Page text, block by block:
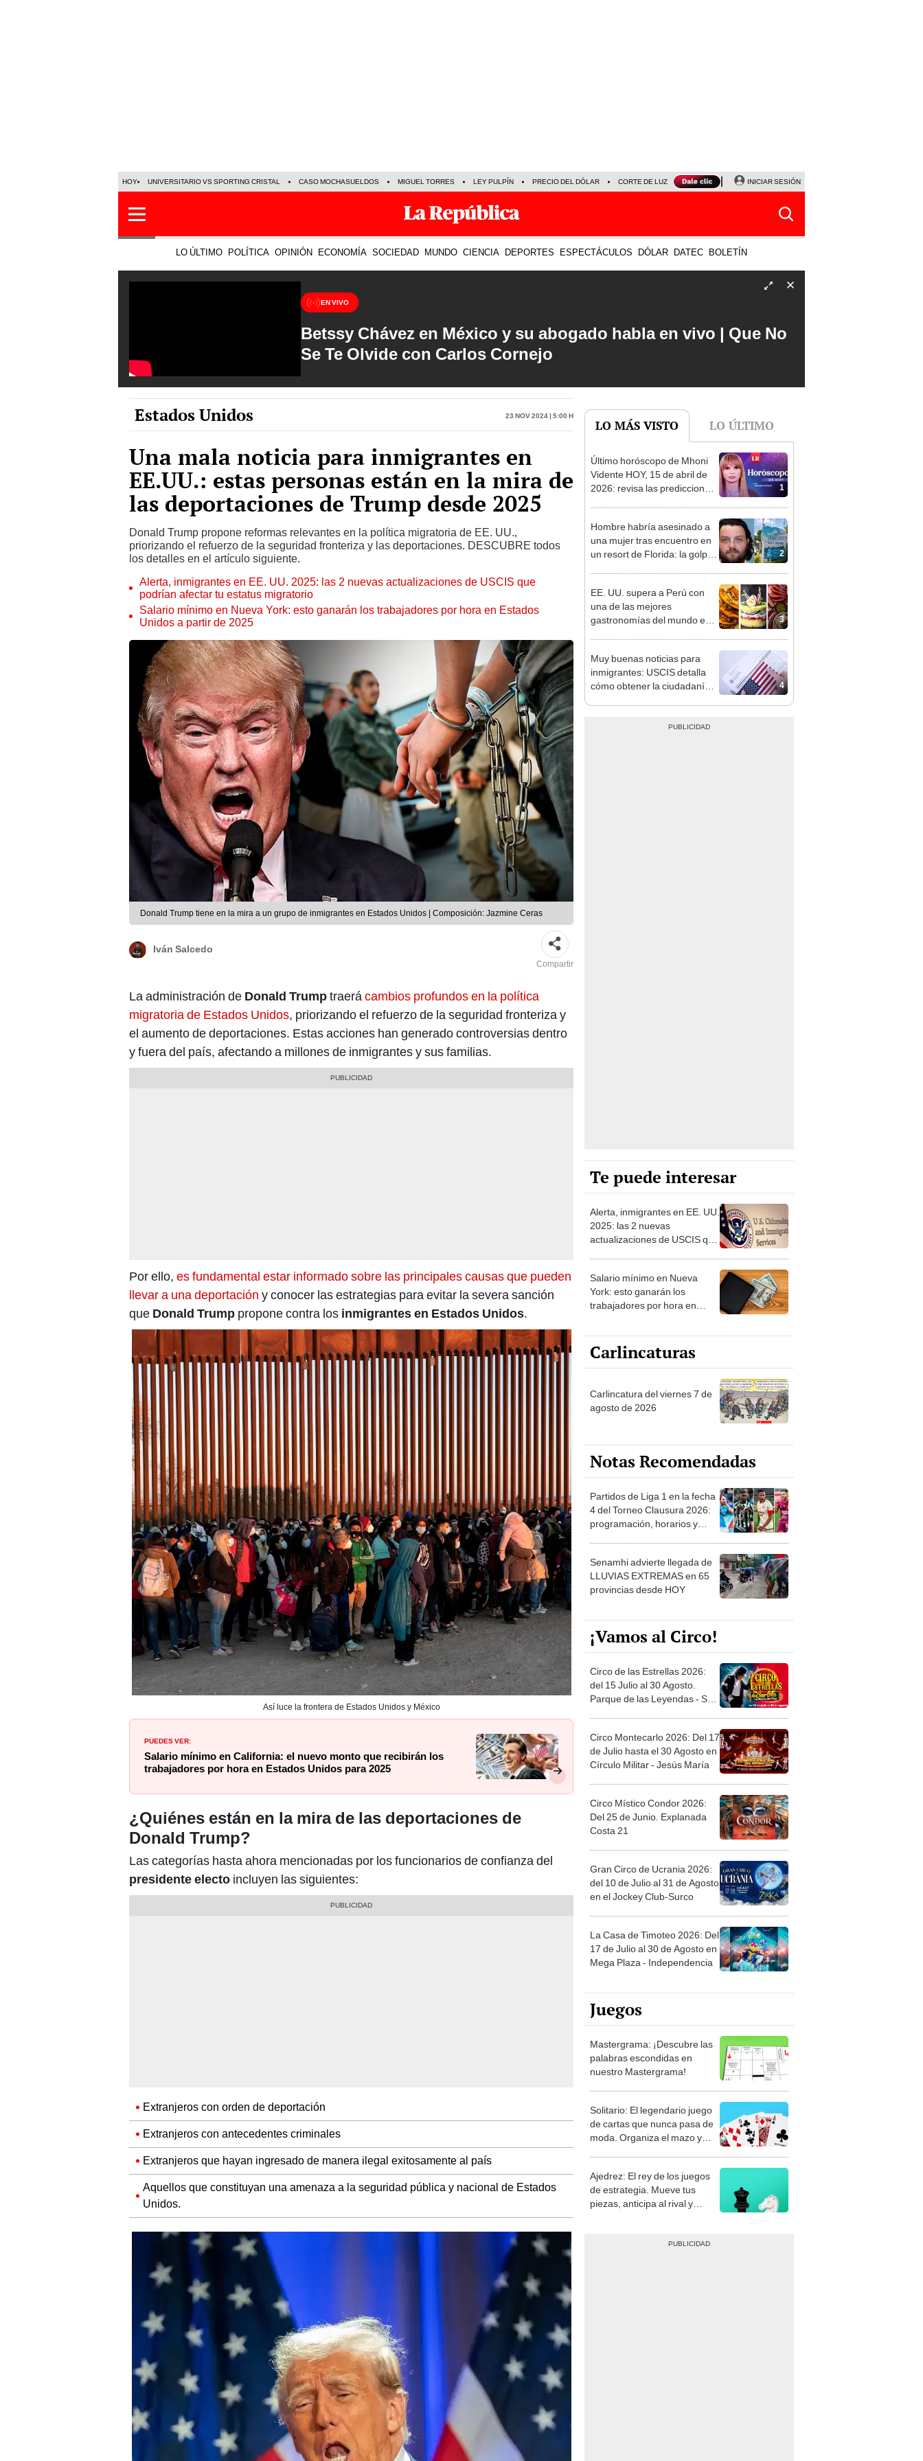
HOY UNIVERSITARIO VS SPORTING CRISTAL CASO MOCHASUELDOS MIGUEL TORRES LEY PULPÍN PRECIO DEL DÓLAR CORTE DE LUZ VIERNES 7 DE AGOSTO ALBERTO BENAVIDES
INICIAR SESIÓN
LO ÚLTIMO POLÍTICA OPINIÓN ECONOMÍA SOCIEDAD MUNDO CIENCIA DEPORTES ESPECTÁCULOS DÓLAR DATEC BOLETÍN
EN VIVO
Betssy Chávez en México y su abogado habla en vivo | Que No
Se Te Olvide con Carlos Cornejo
Estados Unidos 23 Nov 2024 | 5:00 h
Una mala noticia para inmigrantes en
EE.UU.: estas personas están en la mira de
las deportaciones de Trump desde 2025
Donald Trump propone reformas relevantes en la política migratoria de EE. UU.,
priorizando el refuerzo de la seguridad fronteriza y las deportaciones. DESCUBRE todos
los detalles en el artículo siguiente.
Alerta, inmigrantes en EE. UU. 2025: las 2 nuevas actualizaciones de USCIS que
podrían afectar tu estatus migratorio
Salario mínimo en Nueva York: esto ganarán los trabajadores por hora en Estados
Unidos a partir de 2025
Donald Trump tiene en la mira a un grupo de inmigrantes en Estados Unidos | Composición: Jazmine Ceras
Iván Salcedo
Compartir
La administración de Donald Trumptraerá cambios profundos en la política
migratoria de Estados Unidos, priorizando el refuerzo de la seguridad fronteriza y
el aumento de deportaciones. Estas acciones han generado controversias dentro
y fuera del país, afectando a millones de inmigrantes y sus familias.
Por ello, es fundamental estar informado sobre las principales causas que pueden
llevar a una deportación y conocer las estrategias para evitar la severa sanción
que Donald Trump propone contra los inmigrantes en Estados Unidos.
Así luce la frontera de Estados Unidos y México
PUEDES VER:
Salario mínimo en California: el nuevo monto que recibirán los
trabajadores por hora en Estados Unidos para 2025
¿Quiénes están en la mira de las deportaciones de
Donald Trump?
Las categorías hasta ahora mencionadas por los funcionarios de confianza del
presidente electo incluyen las siguientes:
Extranjeros con orden de deportación
Extranjeros con antecedentes criminales
Extranjeros que hayan ingresado de manera ilegal exitosamente al país
Aquellos que constituyan una amenaza a la seguridad pública y nacional de Estados
Unidos.
LO MÁS VISTO LO ÚLTIMO
1
Último horóscopo de Mhoni
Vidente HOY, 15 de abril de
2026: revisa las predicciones
2
Hombre habría asesinado a
una mujer tras encuentro en
un resort de Florida: la golpeó
3
EE. UU. supera a Perú con
una de las mejores
gastronomías del mundo en
4
Muy buenas noticias para
inmigrantes: USCIS detalla
cómo obtener la ciudadanía
Te puede interesar
Alerta, inmigrantes en EE. UU.
2025: las 2 nuevas
actualizaciones de USCIS que
Salario mínimo en Nueva
York: esto ganarán los
trabajadores por hora en
Carlincaturas
Carlincatura del viernes 7 de
agosto de 2026
Notas Recomendadas
Partidos de Liga 1 en la fecha
4 del Torneo Clausura 2026:
programación, horarios y
Senamhi advierte llegada de
LLUVIAS EXTREMAS en 65
provincias desde HOY
¡Vamos al Circo!
Circo de las Estrellas 2026:
del 15 Julio al 30 Agosto.
Parque de las Leyendas - San
Circo Montecarlo 2026: Del 17
de Julio hasta el 30 Agosto en
Círculo Militar - Jesús María
Circo Místico Condor 2026:
Del 25 de Junio. Explanada
Costa 21
Gran Circo de Ucrania 2026:
del 10 de Julio al 31 de Agosto
en el Jockey Club-Surco
La Casa de Timoteo 2026: Del
17 de Julio al 30 de Agosto en
Mega Plaza - Independencia
Juegos
Mastergrama: ¡Descubre las
palabras escondidas en
nuestro Mastergrama!
Solitario: El legendario juego
de cartas que nunca pasa de
moda. Organiza el mazo y
Ajedrez: El rey de los juegos
de estrategia. Mueve tus
piezas, anticipa al rival y